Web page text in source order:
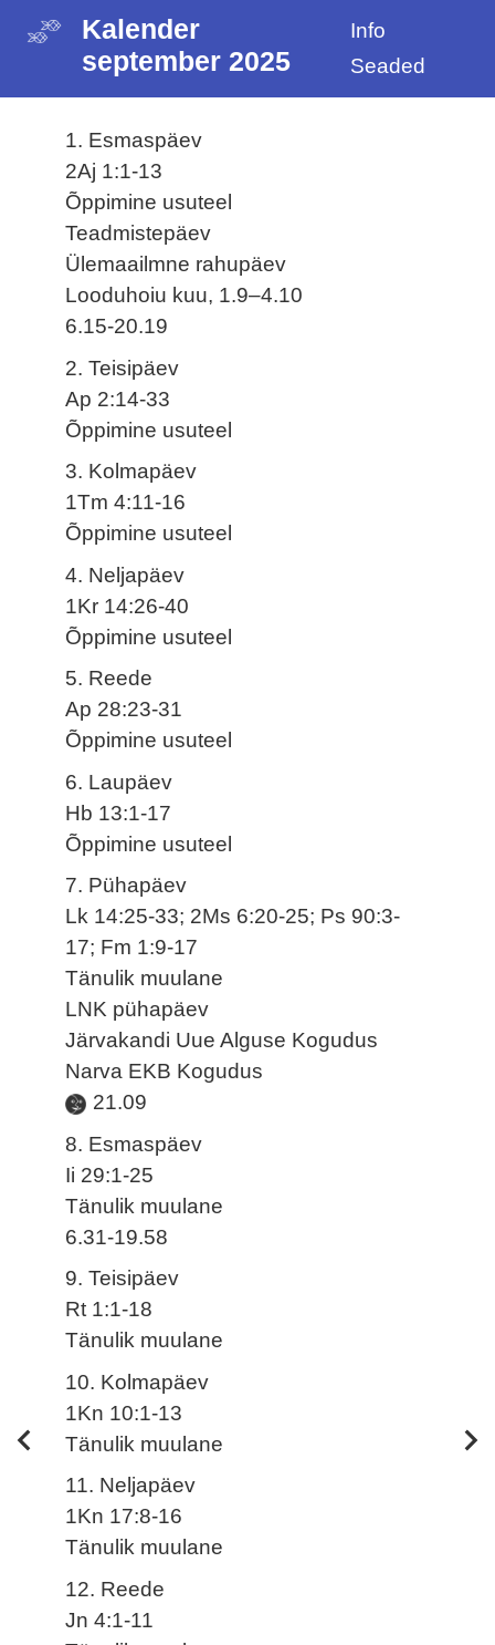
Kalender
september 2025
Info
Seaded
1. Esmaspäev
2Aj 1:1-13
Õppimine usuteel
Teadmistepäev
Ülemaailmne rahupäev
Looduhoiu kuu, 1.9–4.10
6.15-20.19
2. Teisipäev
Ap 2:14-33
Õppimine usuteel
3. Kolmapäev
1Tm 4:11-16
Õppimine usuteel
4. Neljapäev
1Kr 14:26-40
Õppimine usuteel
5. Reede
Ap 28:23-31
Õppimine usuteel
6. Laupäev
Hb 13:1-17
Õppimine usuteel
7. Pühapäev
Lk 14:25-33; 2Ms 6:20-25; Ps 90:3-
17; Fm 1:9-17
Tänulik muulane
LNK pühapäev
Järvakandi Uue Alguse Kogudus
Narva EKB Kogudus
21.09
8. Esmaspäev
Ii 29:1-25
Tänulik muulane
6.31-19.58
9. Teisipäev
Rt 1:1-18
Tänulik muulane
10. Kolmapäev
1Kn 10:1-13
Tänulik muulane
11. Neljapäev
1Kn 17:8-16
Tänulik muulane
12. Reede
Jn 4:1-11